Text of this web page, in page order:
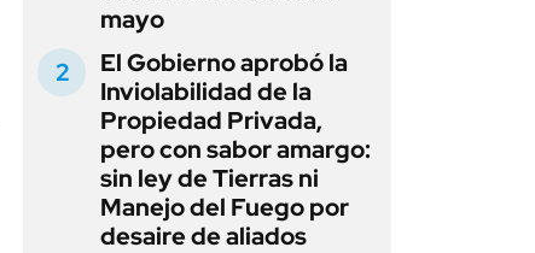
mayo
El Gobierno aprobó la
Inviolabilidad de la
Propiedad Privada,
pero con sabor amargo:
sin ley de Tierras ni
Manejo del Fuego por
desaire de aliados